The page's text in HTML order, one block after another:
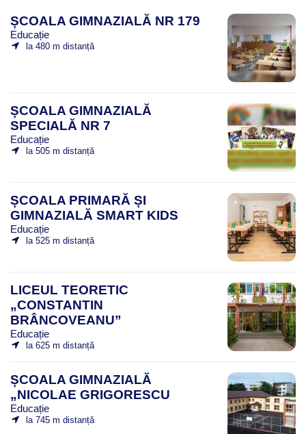
ȘCOALA GIMNAZIALĂ NR 179
Educație
la 480 m distanță
ȘCOALA GIMNAZIALĂ
SPECIALĂ NR 7
Educație
la 505 m distanță
ȘCOALA PRIMARĂ ȘI
GIMNAZIALĂ SMART KIDS
Educație
la 525 m distanță
LICEUL TEORETIC
„CONSTANTIN
BRÂNCOVEANU”
Educație
la 625 m distanță
ȘCOALA GIMNAZIALĂ
„NICOLAE GRIGORESCU
Educație
la 745 m distanță